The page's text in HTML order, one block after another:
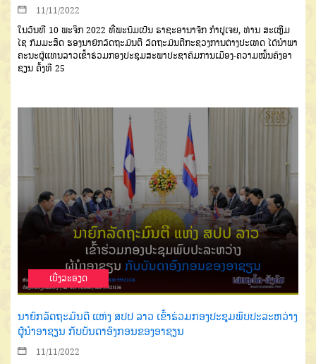
11/11/2022
ໃນວັນທີ 10 ພະຈິກ 2022 ທີ່ພະນົມເປັນ ຣາຊະອານາຈັກ ກໍາປູເຈຍ, ທ່ານ ສະເຫຼີມ
ໄຊ ກົມມະສິດ ຮອງນາຍົກລັດຖະມົນຕີ ລັດຖະມົນຕີກະຊວງການຕ່າງປະເທດ ໄດ້ນໍາພາ
ຄະນະຜູ້ແທນລາວເຂົ້າຮ່ວມກອງປະຊຸມສະພາປະຊາຄົມການເມືອງ-ຄວາມໝັ້ນຄົງອາ
ຊຽນ ຄັ້ງທີ 25
ເບີ່ງລະອຽດ
ນາຍົກລັດຖະມົນຕີ ແຫ່ງ ສປປ ລາວ ເຂົ້າຮ່ວມກອງປະຊຸມພົບປະລະຫວ່າງ
ຜູ້ນໍາອາຊຽນ ກັບບັນດາອົງກອນຂອງອາຊຽນ
11/11/2022